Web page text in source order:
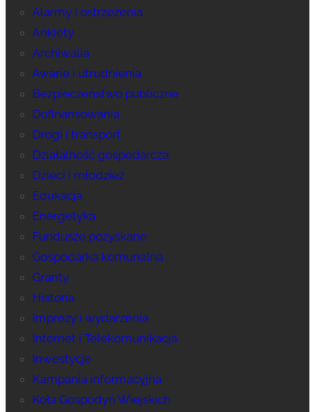
Alarmy i ostrzeżenia
Ankiety
Archiwalia
Awarie i utrudnienia
Bezpieczeństwo publiczne
Dofinansowania
Drogi i transport
Działalność gospodarcza
Dzieci i młodzież
Edukacja
Energetyka
Fundusze pozyskane
Gospodarka komunalna
Granty
Historia
Imprezy i wydarzenia
Internet i Telekomunikacja
Inwestycje
Kampania informacyjna
Koła Gospodyń Wiejskich